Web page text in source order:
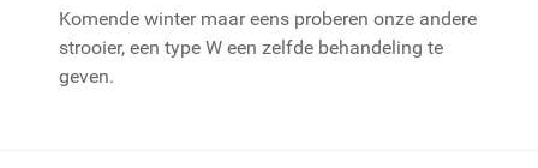
Komende winter maar eens proberen onze andere
strooier, een type W een zelfde behandeling te
geven.